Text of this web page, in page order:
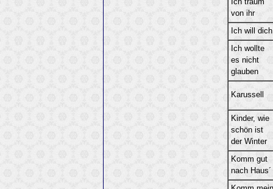
Ich träum
von ihr
Ich will dich
Ich wollte
es nicht
glauben
Karussell
Kinder, wie
schön ist
der Winter
Komm gut
nach Haus´